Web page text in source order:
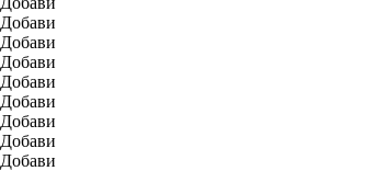
Добави
Добави
Добави
Добави
Добави
Добави
Добави
Добави